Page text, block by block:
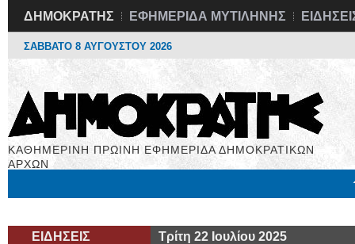
ΔΗΜΟΚΡΑΤΗΣ ΕΦΗΜΕΡΙΔΑ ΜΥΤΙΛΗΝΗΣ
ΣΑΒΒΑΤΟ 8 ΑΥΓΟΥΣΤΟΥ 2026
ΚΑΘΗΜΕΡΙΝΗ ΠΡΩΙΝΗ ΕΦΗΜΕΡΙΔΑ ΔΗΜΟΚΡΑΤΙΚΩΝ
ΑΡΧΩΝ
ΕΙΔΗΣΕΙΣ Τρίτη 22 Ιουλίου 2025